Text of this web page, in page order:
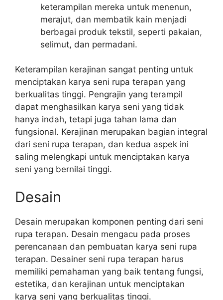
keterampilan mereka untuk menenun,
merajut, dan membatik kain menjadi
berbagai produk tekstil, seperti pakaian,
selimut, dan permadani.
Keterampilan kerajinan sangat penting untuk
menciptakan karya seni rupa terapan yang
berkualitas tinggi. Pengrajin yang terampil
dapat menghasilkan karya seni yang tidak
hanya indah, tetapi juga tahan lama dan
fungsional. Kerajinan merupakan bagian integral
dari seni rupa terapan, dan kedua aspek ini
saling melengkapi untuk menciptakan karya
seni yang bernilai tinggi.
Desain
Desain merupakan komponen penting dari seni
rupa terapan. Desain mengacu pada proses
perencanaan dan pembuatan karya seni rupa
terapan. Desainer seni rupa terapan harus
memiliki pemahaman yang baik tentang fungsi,
estetika, dan kerajinan untuk menciptakan
karya seni yang berkualitas tinggi.